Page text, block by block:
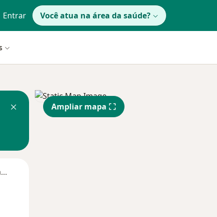
Entrar Você atua na área da saúde?
Segunda-feira
Ampliar mapa